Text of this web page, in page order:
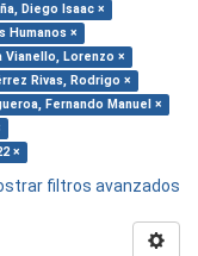
Diego Isaac ×
Humanos ×
Vianello, Lorenzo ×
Rivas, Rodrigo ×
Fernando Manuel ×
×
filtros avanzados